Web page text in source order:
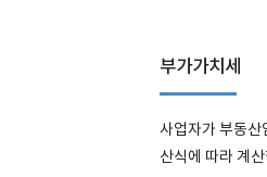
부가가치세
사업자가 부동산
산식에 따라 계